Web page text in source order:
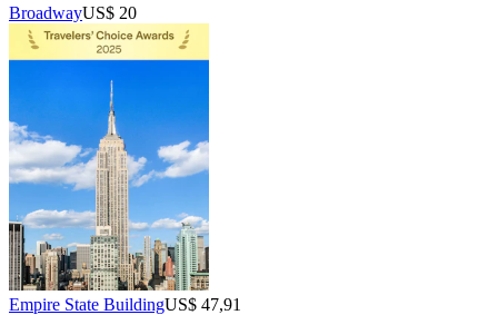
BroadwayUS$ 20
Empire State BuildingUS$ 47,91